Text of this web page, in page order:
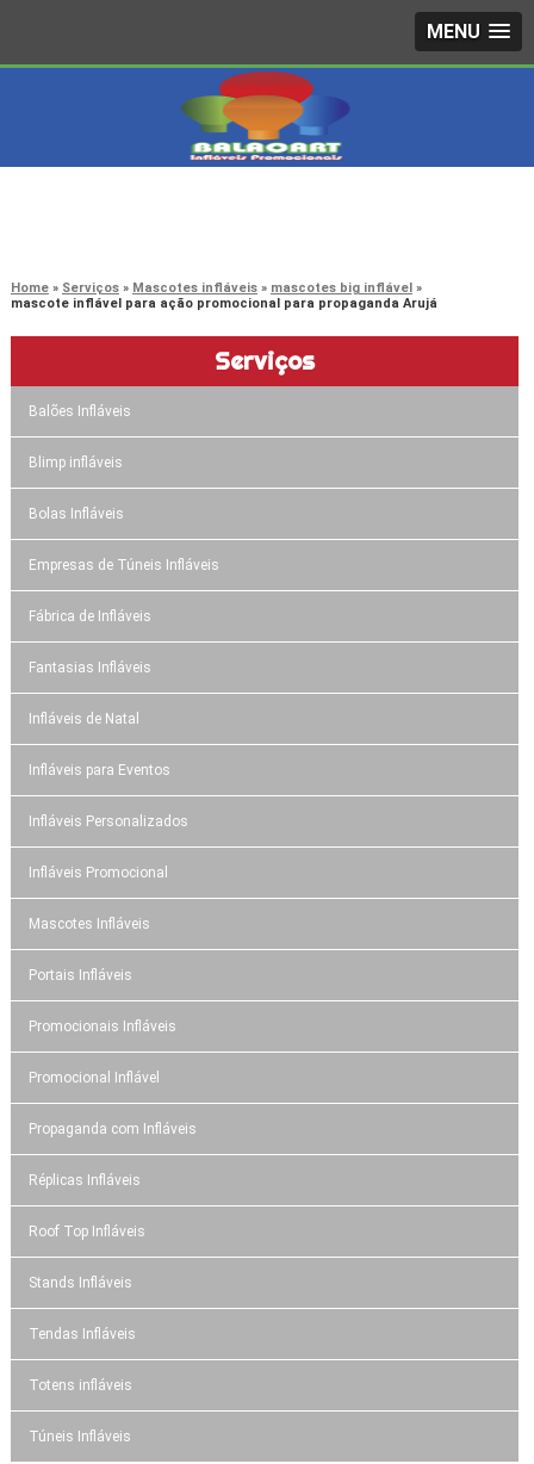
MENU
Home Serviços Mascotes infláveis
mascotes big inflável
mascote inflável para ação promocional para propaganda Arujá
Serviços
Balões Infláveis
Blimp infláveis
Bolas Infláveis
Empresas de Túneis Infláveis
Fábrica de Infláveis
Fantasias Infláveis
Infláveis de Natal
Infláveis para Eventos
Infláveis Personalizados
Infláveis Promocional
Mascotes Infláveis
Portais Infláveis
Promocionais Infláveis
Promocional Inflável
Propaganda com Infláveis
Réplicas Infláveis
Roof Top Infláveis
Stands Infláveis
Tendas Infláveis
Totens infláveis
Túneis Infláveis